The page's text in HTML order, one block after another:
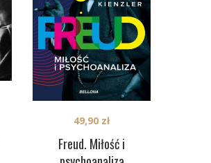
Freud. Miłość i
49,90 zł